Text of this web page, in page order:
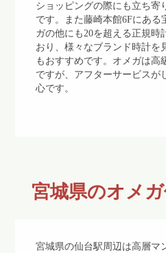
ショッピングの際にも立ち寄
です。また藤崎本館6Fにある
ガの他にも20を超える正規時
おり、様々なブランド時計を
もおすすめです。オメガは高
ですが、アフターサービスが
心です。
宮城県のオメ
宮城県の仙台駅周辺は高層マ